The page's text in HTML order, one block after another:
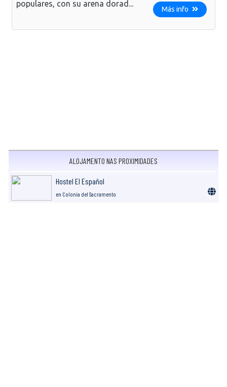
populares, con su arena dorad...
Más info
ALOJAMENTO NAS PROXIMIDADES
Hostel El Español
en Colonia del Sacramento